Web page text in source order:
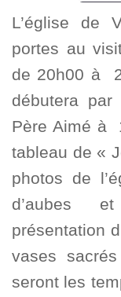
L’église de
portes au
de 20h00 à
débutera
Père Aimé à
tableau de «
photos de
d’aubes
présentation
vases
seront les